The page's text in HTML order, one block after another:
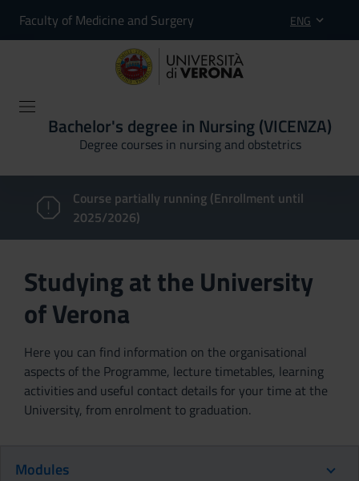
Faculty of Medicine and Surgery ENG
Bachelor's degree in Nursing (VICENZA)
Degree courses in nursing and obstetrics
Course partially running (Enrollment until
2025/2026)
Studying at the University
of Verona
Here you can find information on the organisational
aspects of the Programme, lecture timetables, learning
activities and useful contact details for your time at the
University, from enrolment to graduation.
Modules